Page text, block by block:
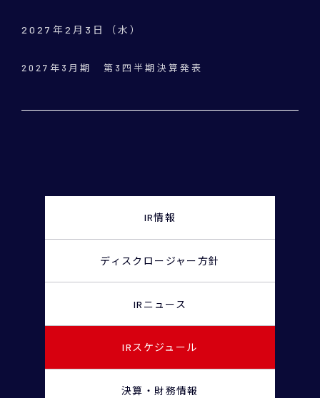
2027年2月3日（水）
2027年3月期 第3四半期決算発表
IR情報
ディスクロージャー方針
IRニュース
IRスケジュール
決算・財務情報